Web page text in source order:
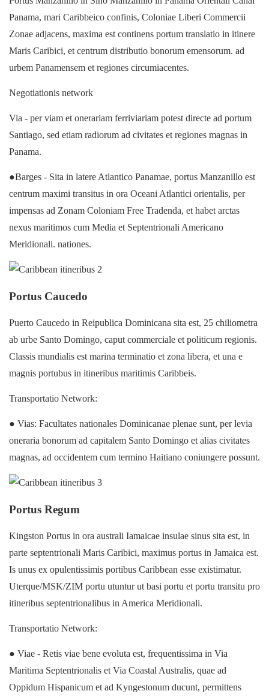
Panama, mari Caribbeico confinis, Coloniae Liberi Commercii
Zonae adjacens, maxima est continens portum translatio in itinere
Maris Caribici, et centrum distributio bonorum emensorum. ad
urbem Panamensem et regiones circumiacentes.
Negotiationis network
Via - per viam et onerariam ferriviariam potest directe ad portum
Santiago, sed etiam radiorum ad civitates et regiones magnas in
Panama.
●Barges - Sita in latere Atlantico Panamae, portus Manzanillo est
centrum maximi transitus in ora Oceani Atlantici orientalis, per
impensas ad Zonam Coloniam Free Tradenda, et habet arctas
nexus maritimos cum Media et Septentrionali Americano
Meridionali. nationes.
Portus Caucedo
Puerto Caucedo in Reipublica Dominicana sita est, 25 chiliometra
ab urbe Santo Domingo, caput commerciale et politicum regionis.
Classis mundialis est marina terminatio et zona libera, et una e
magnis portubus in itineribus maritimis Caribbeis.
Transportatio Network:
● Vias: Facultates nationales Dominicanae plenae sunt, per levia
oneraria bonorum ad capitalem Santo Domingo et alias civitates
magnas, ad occidentem cum termino Haitiano coniungere possunt.
Portus Regum
Kingston Portus in ora australi Iamaicae insulae sinus sita est, in
parte septentrionali Maris Caribici, maximus portus in Jamaica est.
Is unus ex opulentissimis portibus Caribbean esse existimatur.
Uterque/MSK/ZIM portu utuntur ut basi portu et portu transitu pro
itineribus septentrionalibus in America Meridionali.
Transportatio Network:
● Viae - Retis viae bene evoluta est, frequentissima in Via
Maritima Septentrionalis et Via Coastal Australis, quae ad
Oppidum Hispanicum et ad Kyngestonum ducunt, permittens